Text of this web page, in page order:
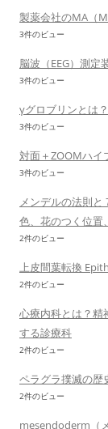
製薬会社のMA（
3件のビュー
脳波（EEG）測定
3件のビュー
γグロブリンとは
3件のビュー
対面＋ZOOMハイ
3件のビュー
メンデルの法則
色、花のつく位置
2件のビュー
上皮間葉転換
2件のビュー
心療内科とは？精
する診療科
2件のビュー
ペラグラ撲滅の歴
2件のビュー
mesendoderm（